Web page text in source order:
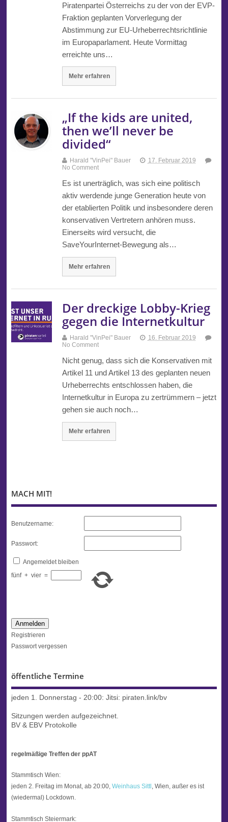
Piratenpartei Österreichs zu der von der EVP-
Fraktion geplanten Vorverlegung der
Abstimmung zur EU-Urheberrechtsrichtlinie
im Europaparlament. Heute Vormittag
erreichte uns…
Mehr erfahren
„If the kids are united,
then we’ll never be
divided“
Harald "VinPei" Bauer
17. Februar 2019
No Comment
Es ist unerträglich, was sich eine politisch
aktiv werdende junge Generation heute von
der etablierten Politik und insbesondere deren
konservativen Vertretern anhören muss.
Einerseits wird versucht, die
SaveYourInternet-Bewegung als…
Mehr erfahren
Der dreckige Lobby-Krieg
gegen die Internetkultur
Harald "VinPei" Bauer
16. Februar 2019
No Comment
Nicht genug, dass sich die Konservativen mit
Artikel 11 und Artikel 13 des geplanten neuen
Urheberrechts entschlossen haben, die
Internetkultur in Europa zu zertrümmern – jetzt
gehen sie auch noch…
Mehr erfahren
MACH MIT!
Benutzername:
Passwort:
Angemeldet bleiben
fünf + vier =
Anmelden
Registrieren
Passwort vergessen
öffentliche Termine
jeden 1. Donnerstag - 20:00: Jitsi: piraten.link/bv
Sitzungen werden aufgezeichnet.
BV & EBV Protokolle
regelmäßige Treffen der ppAT
Stammtisch Wien:
jeden 2. Freitag im Monat, ab 20:00, Weinhaus Sittl , Wien, außer es ist
(wiedermal) Lockdown.
Stammtisch Steiermark: